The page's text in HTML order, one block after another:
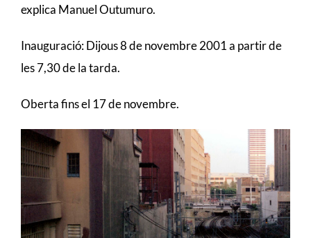
explica Manuel Outumuro.
Inauguració: Dijous 8 de novembre 2001 a partir de
les 7,30 de la tarda.
Oberta fins el 17 de novembre.